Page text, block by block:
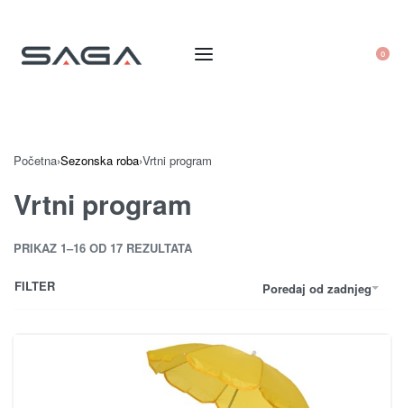
0
Početna›Sezonska roba›Vrtni program
Vrtni program
PRIKAZ 1–16 OD 17 REZULTATA
Poredaj od zadnjeg
FILTER